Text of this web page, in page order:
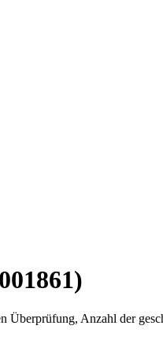
Anzahl der